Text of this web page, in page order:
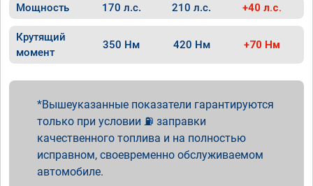
Мощность 170 л.с. 210 л.с. +40 л.с.
Крутящий
момент
350 Нм 420 Нм +70 Нм
Вышеуказанные показатели гарантируются
только при условии ⛽ заправки
качественного топлива и на полностью
исправном, своевременно обслуживаемом
автомобиле.